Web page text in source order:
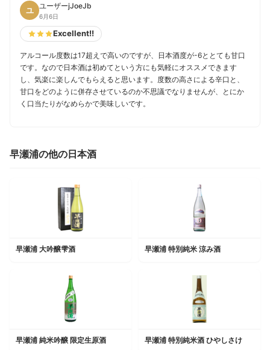
ユ ユーザーjJoeJb
6月6日
Excellent!!
アルコール度数は17超えで高いのですが、日本酒度が-6ととても甘口
です。なので日本酒は初めてという方にも気軽にオススメできます
し、気楽に楽しんでもらえると思います。度数の高さによる辛口と、
甘口をどのように併存させているのか不思議でなりませんが、とにか
く口当たりがなめらかで美味しいです。
早瀬浦の他の日本酒
早瀬浦 大吟醸雫酒 早瀬浦 特別純米 涼み酒
早瀬浦 純米吟醸 限定生原酒 早瀬浦 特別純米酒 ひやしさけ